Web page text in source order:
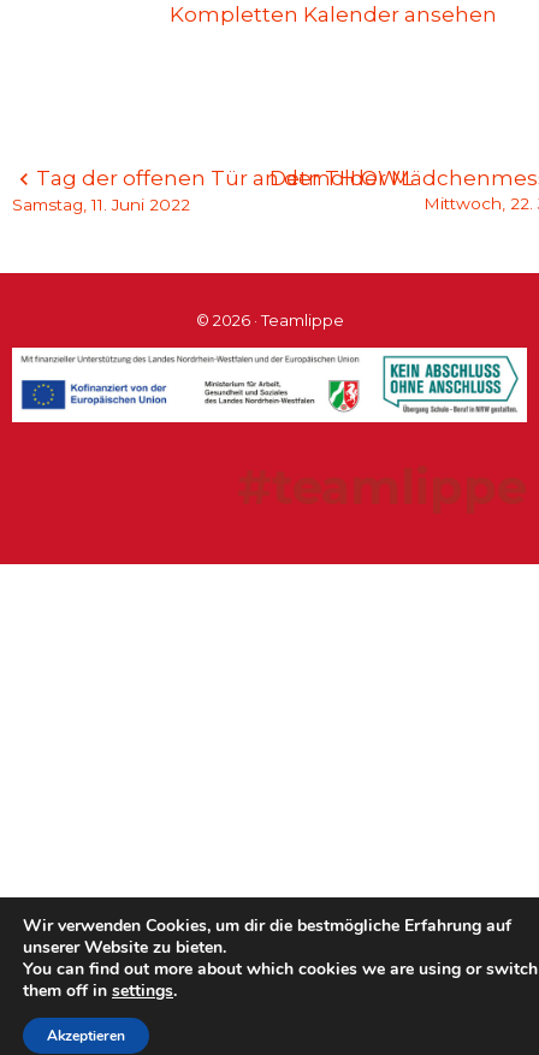
Kompletten Kalender ansehen
Beitragsnavigation
Tag der offenen Tür an der TH OWL
Samstag, 11. Juni 2022
Detmolder
Mittwoch, 22.
© 2026 · Teamlippe
#teamlippe
Wir verwenden Cookies, um dir die bestmögliche Erfahrung auf
unserer Website zu bieten.
You can find out more about which cookies we are using or switch
them off in settings.
Akzeptieren